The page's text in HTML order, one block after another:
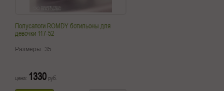
Полусапоги ROMDY ботильоны для
девочки 117-52
Размеры: 35
цена: 1330 руб.